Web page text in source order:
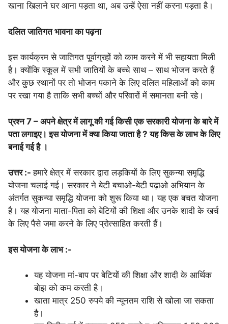
खाना खिलाने घर आना पड़ता था, अब उन्हें ऐसा नहीं करना पड़ता है।
दलित जातिगत भावना का पढ़ना
इस कार्यक्रम से जातिगत पूर्वाग्रहों को काम करने में भी सहायता मिली
है। क्योंकि स्कूल में सभी जातियों के बच्चे साथ – साथ भोजन करते हैं
और कुछ स्थानों पर तो भोजन पकाने के लिए दलित महिलाओं को काम
पर रखा गया है ताकि सभी बच्चों और परिवारों में समानता बनी रहे।
प्रश्न 7 – अपने क्षेत्र में लागू की गई किसी एक सरकारी योजना के बारे में
पता लगाइए। इस योजना में क्या किया जाता है ? यह किस के लाभ के लिए
बनाई गई है ।
उत्तर :-हमारे क्षेत्र में सरकार द्वारा लड़कियों के लिए सुकन्या समृद्धि
योजना चलाई गई। सरकार ने बेटी बचाओ-बेटी पढ़ाओ अभियान के
अंतर्गत सुकन्या समृद्धि योजना को शुरू किया था। यह एक बचत योजना
है। यह योजना माता-पिता को बेटियों की शिक्षा और उनके शादी के खर्च
के लिए पैसे जमा करने के लिए प्रोत्साहित करती हैं।
इस योजना के लाभ :-
यह योजना मां-बाप पर बेटियों की शिक्षा और शादी के आर्थिक
बोझ को कम करती है।
खाता मात्र 250 रुपये की न्यूनतम राशि से खोला जा सकता
है।